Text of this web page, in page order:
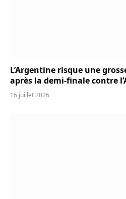
L’Argentine risque une
après la demi-finale contre
16 juillet 2026